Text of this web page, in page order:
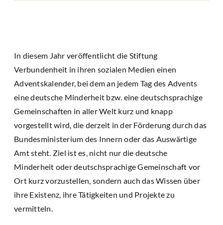
In diesem Jahr veröffentlicht die Stiftung
Verbundenheit in ihren sozialen Medien einen
Adventskalender, bei dem an jedem Tag des Advents
eine deutsche Minderheit bzw. eine deutschsprachige
Gemeinschaften in aller Welt kurz und knapp
vorgestellt wird, die derzeit in der Förderung durch das
Bundesministerium des Innern oder das Auswärtige
Amt steht. Ziel ist es, nicht nur die deutsche
Minderheit oder deutschsprachige Gemeinschaft vor
Ort kurz vorzustellen, sondern auch das Wissen über
ihre Existenz, ihre Tätigkeiten und Projekte zu
vermitteln.